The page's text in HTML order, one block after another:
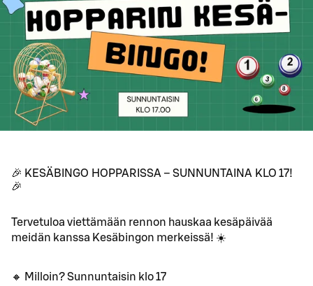
🎉 KESÄBINGO HOPPARISSA – SUNNUNTAINA KLO 17!
🎉
Tervetuloa viettämään rennon hauskaa kesäpäivää
meidän kanssa Kesäbingon merkeissä! ☀️
🔸 Milloin? Sunnuntaisin klo 17